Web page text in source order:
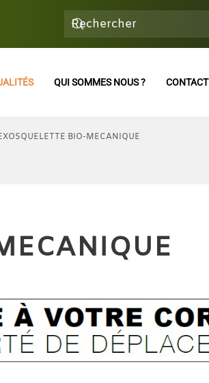
QUI SOMMES NOUS ? CONTACT
BIO-MECANIQUE